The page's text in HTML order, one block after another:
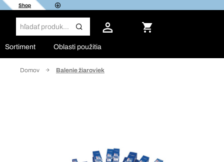
Shop
Sortiment Oblasti použitia
Domov Balenie žiaroviek